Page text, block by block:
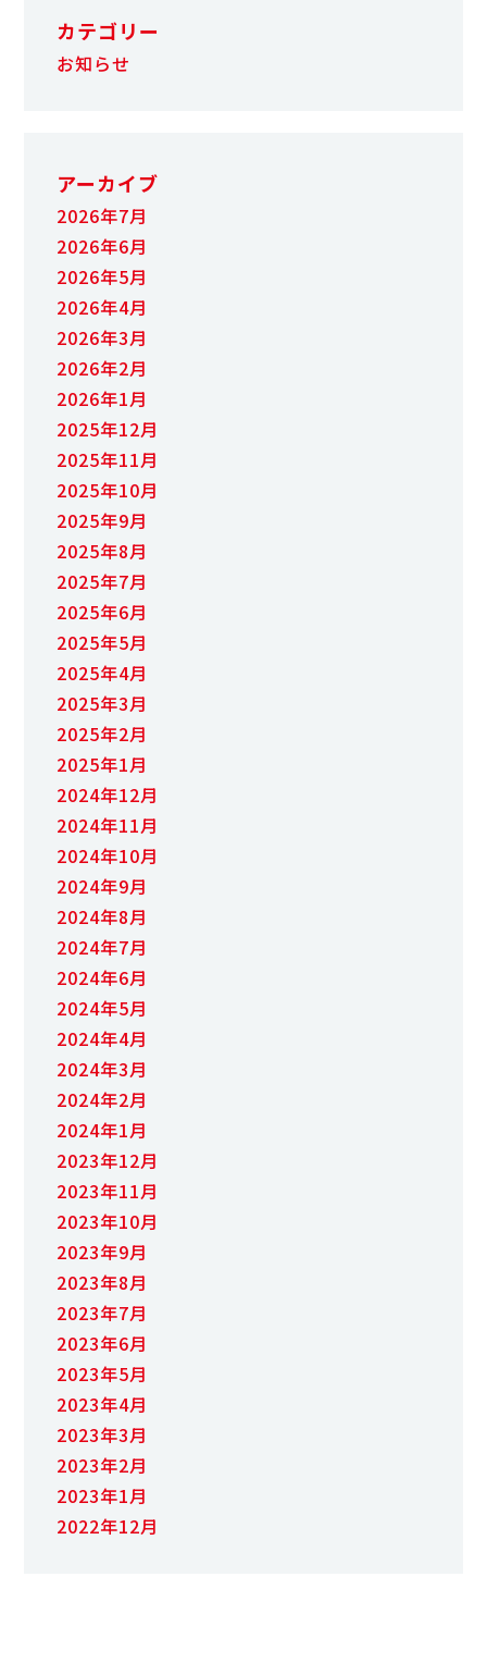
カテゴリー
お知らせ
アーカイブ
2026年7月
2026年6月
2026年5月
2026年4月
2026年3月
2026年2月
2026年1月
2025年12月
2025年11月
2025年10月
2025年9月
2025年8月
2025年7月
2025年6月
2025年5月
2025年4月
2025年3月
2025年2月
2025年1月
2024年12月
2024年11月
2024年10月
2024年9月
2024年8月
2024年7月
2024年6月
2024年5月
2024年4月
2024年3月
2024年2月
2024年1月
2023年12月
2023年11月
2023年10月
2023年9月
2023年8月
2023年7月
2023年6月
2023年5月
2023年4月
2023年3月
2023年2月
2023年1月
2022年12月